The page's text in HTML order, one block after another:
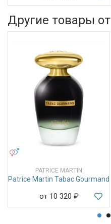
Другие товары от
PATRICE MARTIN
Patrice Martin Tabac Gourmand
от 10 320 ₽